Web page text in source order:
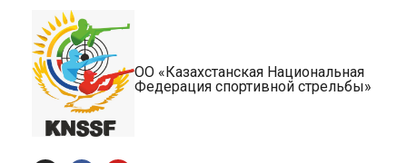
ОО «Казахстанская Национальная
Федерация спортивной стрельбы»